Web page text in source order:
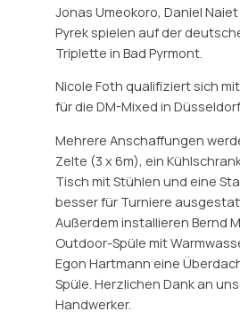
Jonas Umeokoro, Daniel
Pyrek spielen auf der
Triplette in Bad Pyrmont.
Nicole Foth qualifiziert sich
für die DM-Mixed in
Mehrere Anschaffungen
Zelte (3 x 6m), ein
Tisch mit Stühlen und eine
besser für Turniere
Außerdem installieren Bernd
Outdoor-Spüle mit
Egon Hartmann eine
Spüle. Herzlichen Dank an
Handwerker.